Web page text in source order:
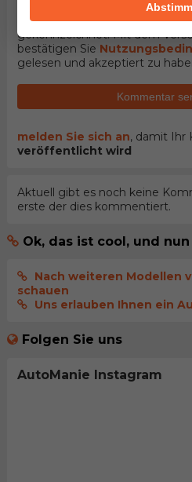
HINWEIS:Pflichtfelder sind mit
gekennzeichnet. Mit dem
bestätigen Sie
gelesen und akzeptiert zu
Kommentar
melden Sie sich an, damit Ihr
veröffentlicht wird
Aktuell gibt es noch keine
erste der dies kommentiert.
Ok, das ist cool, und nun
Nach weiteren Modellen
schauen
Uns erlauben Ihnen ein
Folgen Sie uns
AutoManie Instagram